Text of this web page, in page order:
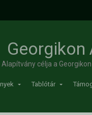
Alapítvány célja a
Tablótár